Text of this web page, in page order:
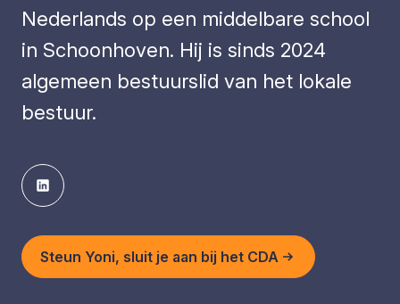
Nederlands op een middelbare school
in Schoonhoven. Hij is sinds 2024
algemeen bestuurslid van het lokale
bestuur.
Steun Yoni, sluit je aan bij het CDA